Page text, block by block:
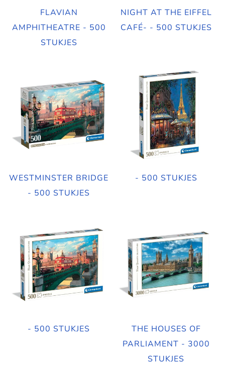
FLAVIAN
AMPHITHEATRE - 500
STUKJES
NIGHT AT THE EIFFEL
CAFÉ- - 500 STUKJES
WESTMINSTER BRIDGE
- 500 STUKJES
- 500 STUKJES
- 500 STUKJES
THE HOUSES OF
PARLIAMENT - 3000
STUKJES